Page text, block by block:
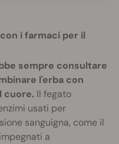
i farmaci per il
sempre consultare
l'erba con
cuore. Il fegato
usati per
sanguigna, come il
a